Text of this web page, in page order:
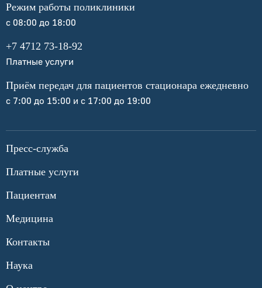
Режим работы поликлиники
с 08:00 до 18:00
+7 4712 73-18-92
Платные услуги
Приём передач для пациентов стационара ежедневно
с 7:00 до 15:00 и с 17:00 до 19:00
Пресс-служба
Платные услуги
Пациентам
Медицина
Контакты
Наука